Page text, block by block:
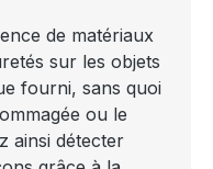
de matériaux
sur les objets
fourni, sans quoi
ou le
ainsi détecter